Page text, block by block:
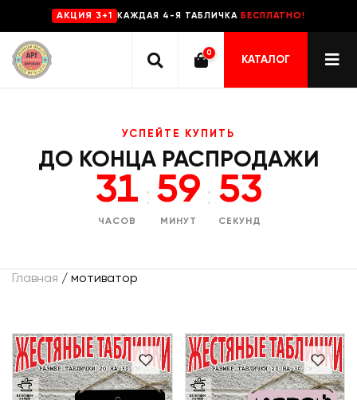
AKЦИЯ 3+1 КАЖДАЯ 4-Я ТАБЛИЧКА БЕСПЛАТНО!
0
КАТАЛОГ
УСПЕЙТЕ КУПИТЬ
ДО КОНЦА РАСПРОДАЖИ
31
ЧАСОВ
: 59
МИНУТ
: 52
СЕКУНД
Главная / мотиватор